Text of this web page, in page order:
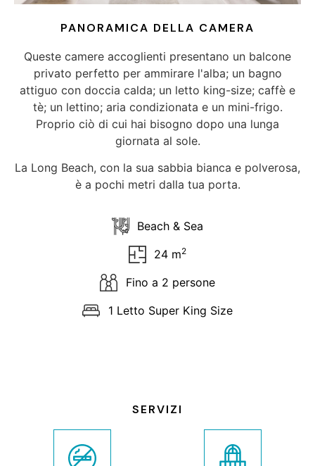
PANORAMICA DELLA CAMERA
Queste camere accoglienti presentano un balcone
privato perfetto per ammirare l'alba; un bagno
attiguo con doccia calda; un letto king-size; caffè e
tè; un lettino; aria condizionata e un mini-frigo.
Proprio ciò di cui hai bisogno dopo una lunga
giornata al sole.
La Long Beach, con la sua sabbia bianca e polverosa,
è a pochi metri dalla tua porta.
Beach & Sea
24 m2
Fino a 2 persone
1 Letto Super King Size
SERVIZI